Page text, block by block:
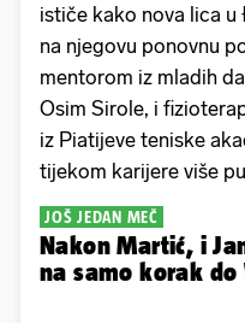
ističe kako nova lica
na njegovu ponovnu
mentorom iz mladih
Osim Sirole, i
iz Piatijeve teniske
tijekom karijere više
JOŠ JEDAN MEČ
Nakon Martić, i
na samo korak do